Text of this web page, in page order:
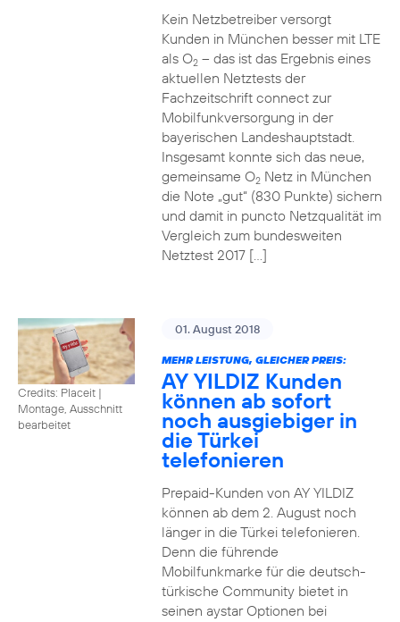
Kein Netzbetreiber versorgt
Kunden in München besser mit LTE
als O2– das ist das Ergebnis eines
aktuellen Netztests der
Fachzeitschrift connect zur
Mobilfunkversorgung in der
bayerischen Landeshauptstadt.
Insgesamt konnte sich das neue,
gemeinsame O2Netz in München
die Note „gut“ (830 Punkte) sichern
und damit in puncto Netzqualität im
Vergleich zum bundesweiten
Netztest 2017 […]
Credits: Placeit |
Montage, Ausschnitt
bearbeitet
01. August 2018
MEHR LEISTUNG, GLEICHER PREIS:
AY YILDIZ Kunden
können ab sofort
noch ausgiebiger in
die Türkei
telefonieren
Prepaid-Kunden von AY YILDIZ
können ab dem 2. August noch
länger in die Türkei telefonieren.
Denn die führende
Mobilfunkmarke für die deutsch-
türkische Community bietet in
seinen aystar Optionen bei